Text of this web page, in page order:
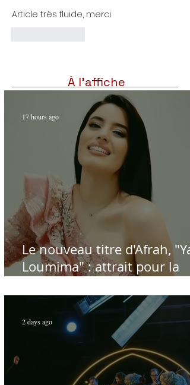
Article très fluide, merci
À l'affiche
Le nouveau titre d'Afrah, "Ya
Loumima" : attrait pour la
Rabah Driassa
17 hours ago
2 days ago